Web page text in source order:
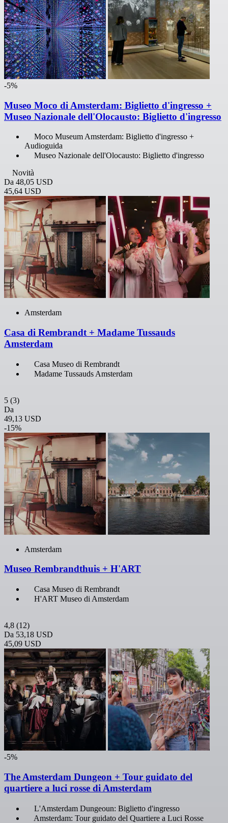
-5%
Museo Moco di Amsterdam: Biglietto d'ingresso +
Museo Nazionale dell'Olocausto: Biglietto d'ingresso
Moco Museum Amsterdam: Biglietto d'ingresso +
Audioguida
Museo Nazionale dell'Olocausto: Biglietto d'ingresso
Novità
Da 48,05 USD
45,64 USD
Amsterdam
Casa di Rembrandt + Madame Tussauds
Amsterdam
Casa Museo di Rembrandt
Madame Tussauds Amsterdam
5 (3)
Da
49,13 USD
-15%
Amsterdam
Museo Rembrandthuis + H'ART
Casa Museo di Rembrandt
H'ART Museo di Amsterdam
4,8 (12)
Da 53,18 USD
45,09 USD
-5%
The Amsterdam Dungeon + Tour guidato del
quartiere a luci rosse di Amsterdam
L'Amsterdam Dungeoun: Biglietto d'ingresso
Amsterdam: Tour guidato del Quartiere a Luci Rosse